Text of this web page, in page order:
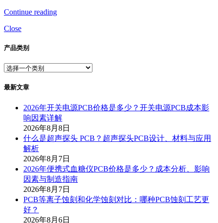
Continue reading
Close
产品类别
最新文章
2026年开关电源PCB价格是多少？开关电源PCB成本影
响因素详解
2026年8月8日
什么是超声探头 PCB？超声探头PCB设计、材料与应用
解析
2026年8月7日
2026年便携式血糖仪PCB价格是多少？成本分析、影响
因素与制造指南
2026年8月7日
PCB等离子蚀刻和化学蚀刻对比：哪种PCB蚀刻工艺更
好？
2026年8月6日